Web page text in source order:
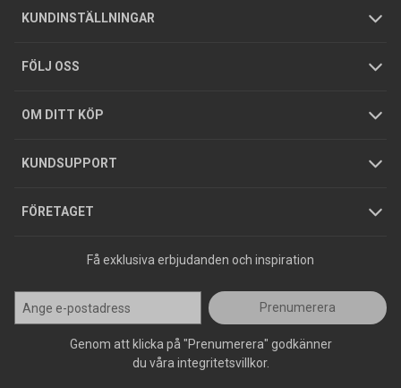
KUNDINSTÄLLNINGAR
Företagskund / Privatkund
FÖLJ OSS
OM DITT KÖP
Allmänna försäljningsvillkor
Integritetspolicy
GDPR
KUNDSUPPORT
Butiker
Foldrar och kataloger
Köpguider
Varumärken
FÖRETAGET
Om oss
Tjänster
Hållbarhet
Jobba hos oss
Press
Få exklusiva erbjudanden och inspiration
Prenumerera
Genom att klicka på "Prenumerera" godkänner
du våra integritetsvillkor.